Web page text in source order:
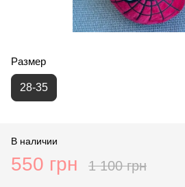
Размер
28-35
В наличии
550 грн 1 100 грн